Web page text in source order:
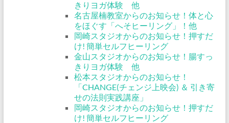
きりヨガ体験 他
名古屋楠教室からのお知らせ！体と心
をほぐす「へそヒーリング」！他
岡崎スタジオからのお知らせ！押すだ
け! 簡単セルフヒーリング
金山スタジオからのお知らせ！腸すっ
きりヨガ体験 他
松本スタジオからのお知らせ！
「CHANGE(チェンジ上映会) ＆ 引き寄
せの法則実践講座」
岡崎スタジオからのお知らせ！押すだ
け! 簡単セルフヒーリング